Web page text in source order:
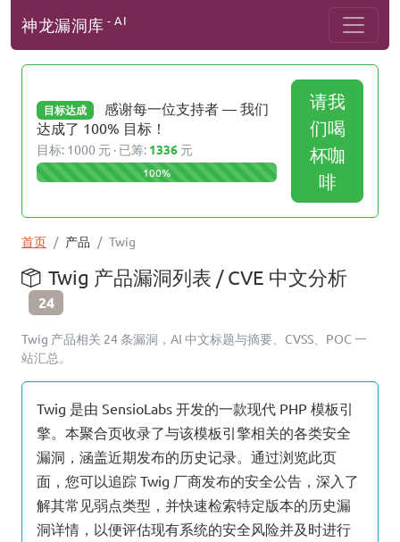
神龙漏洞库 - AI
目标达成
感谢每一位支持者 — 我们
达成了 100% 目标！
目标: 1000 元 · 已筹: 1336 元
100%
请我
们喝
杯咖
啡
首页 产品 Twig
Twig 产品漏洞列表 / CVE 中文分析
24
Twig 产品相关 24 条漏洞，AI 中文标题与摘要、CVSS、POC 一
站汇总。
Twig 是由 SensioLabs 开发的一款现代 PHP 模板引
擎。本聚合页收录了与该模板引擎相关的各类安全
漏洞，涵盖近期发布的历史记录。通过浏览此页
面，您可以追踪 Twig 厂商发布的安全公告，深入了
解其常见弱点类型，并快速检索特定版本的历史漏
洞详情，以便评估现有系统的安全风险并及时进行